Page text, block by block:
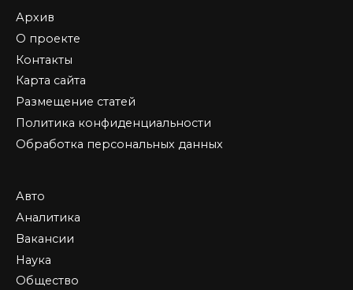
Архив
О проекте
Контакты
Карта сайта
Размещение статей
Политика конфиденциальности
Обработка персональных данных
Авто
Аналитика
Вакансии
Наука
Общество